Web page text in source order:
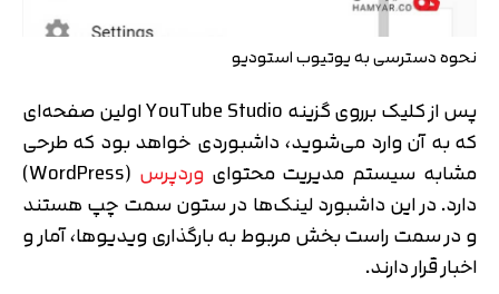
نحوه دسترسی به یوتیوب استودیو
پس از کلیک برروی گزینه YouTube Studio اولین صفحه‌ای
که به آن وارد می‌شوید، داشبوردی خواهد بود که طرحی
مشابه سیستم مدیریت محتوایوردپرس
(WordPress)
دارد. در این داشبورد لینک‌ها در ستون سمت چپ هستند
و در سمت راست بخش مربوط به بارگذاری ویدیوها، آمار و
اخبار قرار دارند.